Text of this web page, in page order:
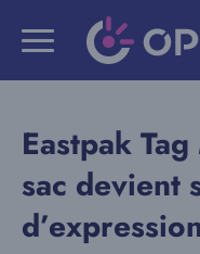
Eastpak
sac devient